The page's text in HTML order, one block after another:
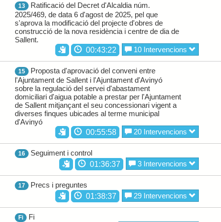
13
Ratificació del Decret d'Alcaldia núm.
2025/469, de data 6 d'agost de 2025, pel que
s'aprova la modificació del projecte d'obres de
construcció de la nova residència i centre de dia de
Sallent.
00:43:22
10 Intervencions
15
Proposta d'aprovació del conveni entre
l'Ajuntament de Sallent i l'Ajuntament d'Avinyó
sobre la regulació del servei d'abastament
domiciliari d'aigua potable a prestar per l'Ajuntament
de Sallent mitjançant el seu concessionari vigent a
diverses finques ubicades al terme municipal
d'Avinyó
00:55:58
20 Intervencions
16
Seguiment i control
01:36:37
3 Intervencions
17
Precs i preguntes
01:38:37
29 Intervencions
Fi Fi